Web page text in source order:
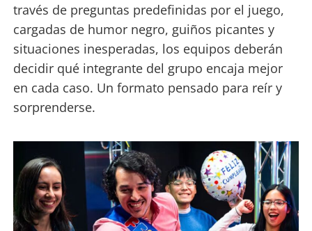
través de preguntas predefinidas por el juego,
cargadas de humor negro, guiños picantes y
situaciones inesperadas, los equipos deberán
decidir qué integrante del grupo encaja mejor
en cada caso. Un formato pensado para reír y
sorprenderse.